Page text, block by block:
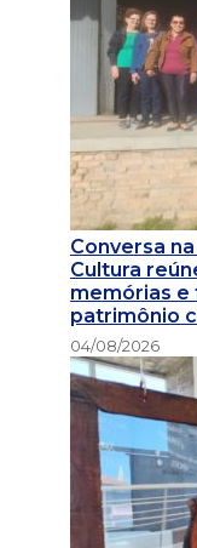
Conversa
Cultura
memórias e
patrimônio
04/08/2026